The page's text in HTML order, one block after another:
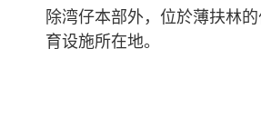
除湾仔本部外，位於薄扶林
育设施所在地。